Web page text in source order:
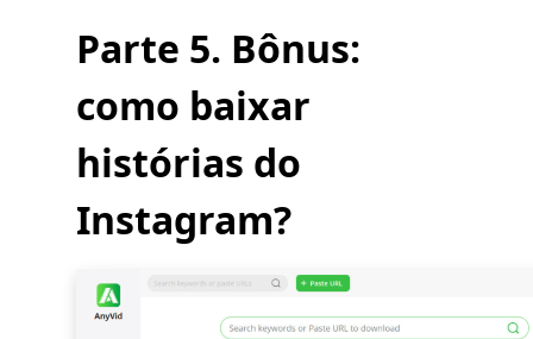
Parte 5. Bônus:
como baixar
histórias do
Instagram?